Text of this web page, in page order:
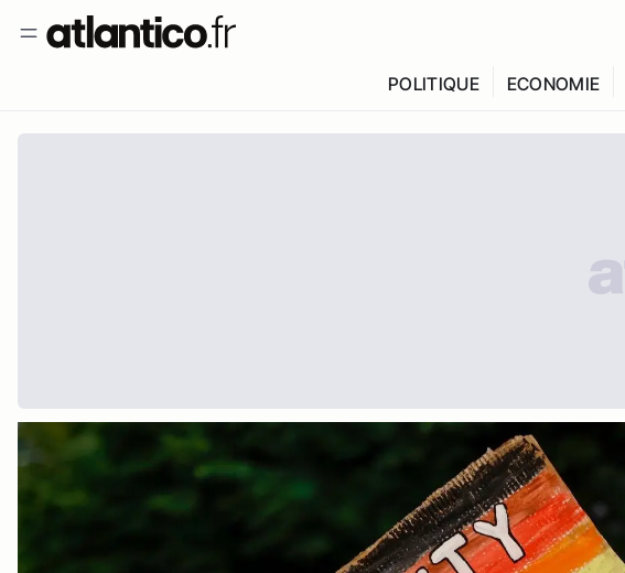
POLITIQUE ECONOMIE